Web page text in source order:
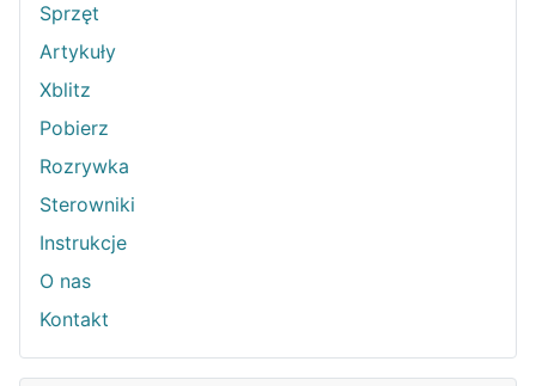
Sprzęt
Artykuły
Xblitz
Pobierz
Rozrywka
Sterowniki
Instrukcje
O nas
Kontakt